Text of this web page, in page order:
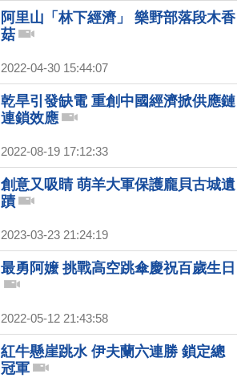
阿里山「林下經濟」 樂野部落段木香
菇
2022-04-30 15:44:07
乾旱引發缺電 重創中國經濟掀供應鏈
連鎖效應
2022-08-19 17:12:33
創意又吸睛 萌羊大軍保護龐貝古城遺
蹟
2023-03-23 21:24:19
最勇阿嬤 挑戰高空跳傘慶祝百歲生日
2022-05-12 21:43:58
紅牛懸崖跳水 伊夫蘭六連勝 鎖定總
冠軍